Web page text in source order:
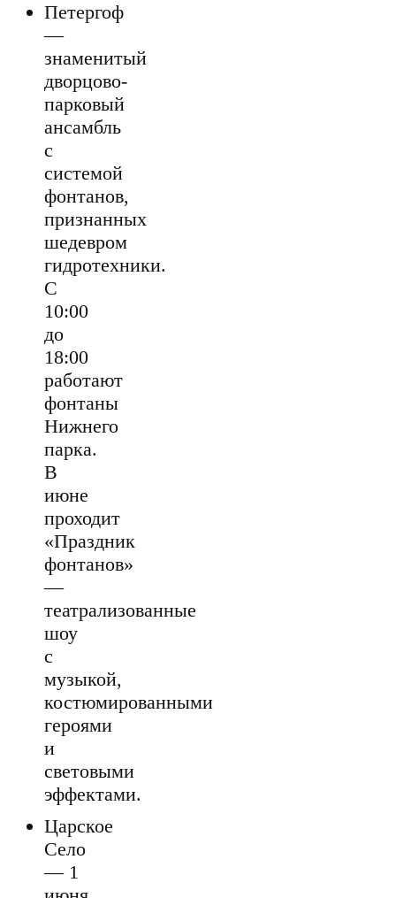
Петергоф
—
знаменитый
дворцово-
парковый
ансамбль
с
системой
фонтанов,
признанных
шедевром
гидротехники.
С
10:00
до
18:00
работают
фонтаны
Нижнего
парка.
В
июне
проходит
«Праздник
фонтанов»
—
театрализованные
шоу
с
музыкой,
костюмированными
героями
и
световыми
эффектами.
Царское
Село
— 1